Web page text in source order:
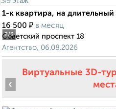
2/3
1-к квартира, на
16 500 ₽ в месяц
Советский проспект 18
Агентство, 06.08.2026
Виртуальные 3D-
‹